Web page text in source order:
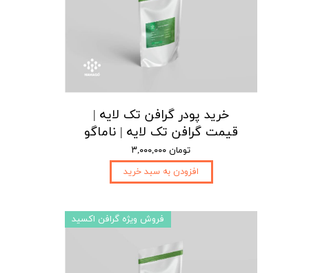
خرید پودر گرافن تک لایه |
قیمت گرافن تک لایه | ناماگو
۳,۰۰۰,۰۰۰ تومان
افزودن به سبد خرید
فروش ویژه گرافن اکسید